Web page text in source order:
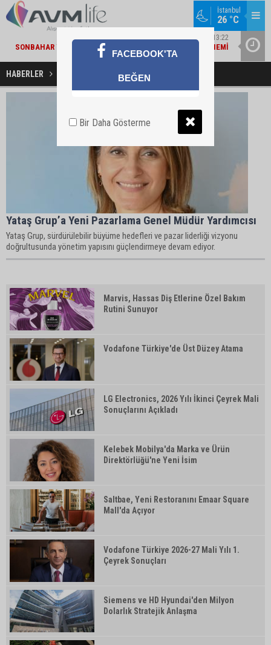
İstanbul
26 °C
MARKA DÜNYASI / 13:22
SONBAHAR YAKLAŞIRKEN TEPE HOME'DA YENILENME DÖNEMI
MIGROS
HABERLER Selmin Gündoğdu Haberleri
Yataş Grup’a Yeni Pazarlama Genel Müdür Yardımcısı
Yataş Grup, sürdürülebilir büyüme hedefleri ve pazar liderliği vizyonu
doğrultusunda yönetim yapısını güçlendirmeye devam ediyor.
Marvis, Hassas Diş Etlerine Özel Bakım
Rutini Sunuyor
Vodafone Türkiye'de Üst Düzey Atama
LG Electronics, 2026 Yılı İkinci Çeyrek Mali
Sonuçlarını Açıkladı
Kelebek Mobilya'da Marka ve Ürün
Direktörlüğü'ne Yeni İsim
Saltbae, Yeni Restoranını Emaar Square
Mall'da Açıyor
Vodafone Türkiye 2026-27 Mali Yılı 1.
Çeyrek Sonuçları
Siemens ve HD Hyundai'den Milyon
Dolarlık Stratejik Anlaşma
FACEBOOK'TA
BEĞEN
Bir Daha Gösterme